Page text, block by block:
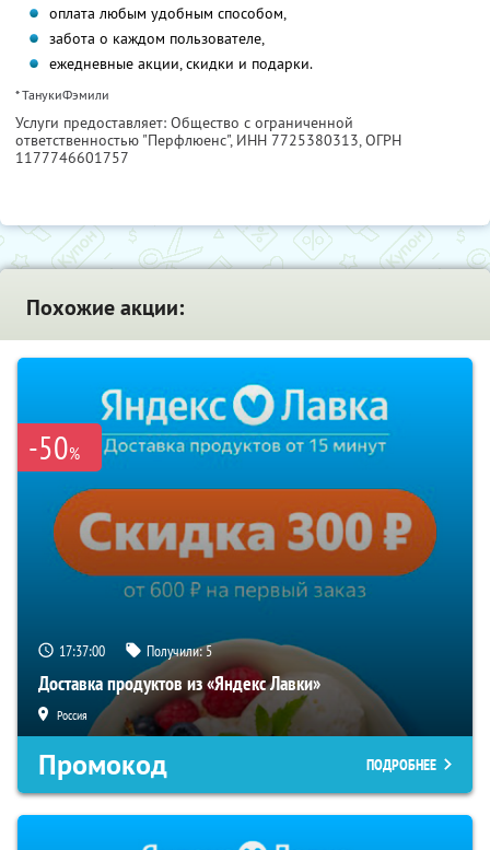
оплата любым удобным способом,
забота о каждом пользователе,
ежедневные акции, скидки и подарки.
* ТанукиФэмили
Услуги предоставляет: Общество с ограниченной
ответственностью "Перфлюенс", ИНН 7725380313, ОГРН
1177746601757
Похожие акции:
-50%
17:37:00 Получили:5
Доставка продуктов из «Яндекс Лавки»
Россия
Промокод ПОДРОБНЕЕ